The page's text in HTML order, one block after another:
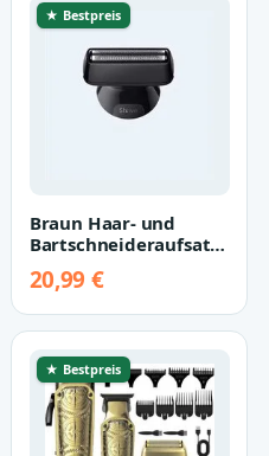
★ Bestpreis
Braun Haar- und
Bartschneideraufsatz
Braun Bart…
20,99 €
★ Bestpreis